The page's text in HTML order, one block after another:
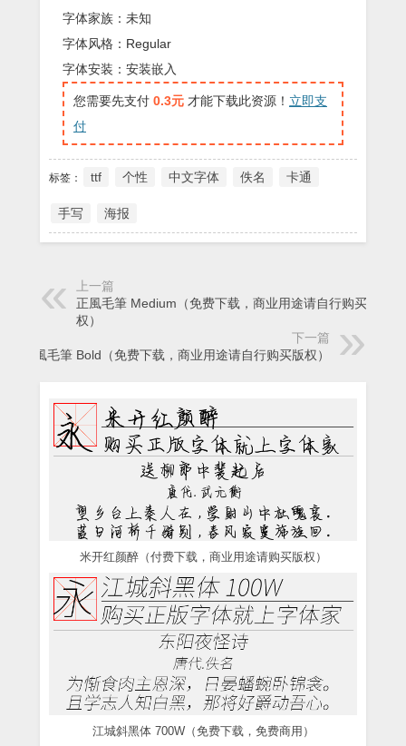
字体家族：未知
字体风格：Regular
字体安装：安装嵌入
您需要先支付 0.3元 才能下载此资源！ 立即支
付
标签： ttf 个性 中文字体 佚名 卡通
手写 海报
上一篇
正風毛筆 Medium（免费下载，商业用途请自行购买版
权）
下一篇
正風毛筆 Bold（免费下载，商业用途请自行购买版权）
米开红颜醉（付费下载，商业用途请购买版权）
江城斜黑体 700W（免费下载，免费商用）